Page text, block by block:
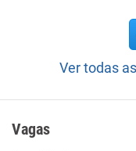
Ver todas
Vagas